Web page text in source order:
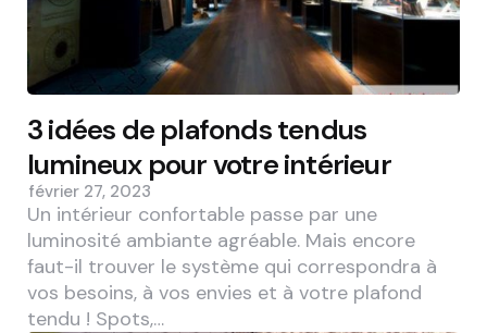
3 idées de plafonds tendus
lumineux pour votre intérieur
février 27, 2023
Un intérieur confortable passe par une
luminosité ambiante agréable. Mais encore
faut-il trouver le système qui correspondra à
vos besoins, à vos envies et à votre plafond
tendu ! Spots,…